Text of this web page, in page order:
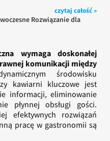
czytaj całość »
Rozwiązanie dla
wymaga doskonałej
komunikacji między
środowisku
kawiarni kluczowe jest
informacji, eliminowanie
płynnej obsługi gości.
efektywnych rozwiązań
pracę w gastronomii są